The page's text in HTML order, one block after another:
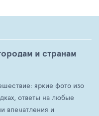
и странам
яркие фото изо
ответы на любые
впечатления и